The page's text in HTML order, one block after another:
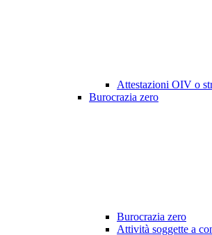
Attestazioni OIV o
Burocrazia zero
Burocrazia zero
Attività soggette a